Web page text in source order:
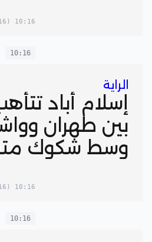
10:16
(07:16 in your timezone)
10:16
الراية
إسلام أباد
بين طهران
وسط شكوك
10:16
(07:16 in your timezone)
10:16